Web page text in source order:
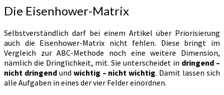
Die Eisenhower-Matrix
Selbstverständlich darf bei einem Artikel über Priorisierung
auch die Eisenhower-Matrix nicht fehlen. Diese bringt im
Vergleich zur ABC-Methode noch eine weitere Dimension,
nämlich die Dringlichkeit, mit. Sie unterscheidet in dringend –
nicht dringendund wichtig – nicht wichtig. Damit lassen sich
alle Aufgaben in eines der vier Felder einordnen.